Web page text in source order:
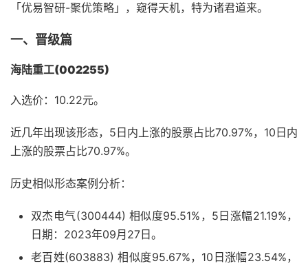
「优易智研-聚优策略」，窥得天机，特为诸君道来。
一、晋级篇
海陆重工(002255)
入选价：10.22元。
近几年出现该形态，5日内上涨的股票占比70.97%，10日内
上涨的股票占比70.97%。
历史相似形态案例分析：
双杰电气(300444) 相似度95.51%，5日涨幅21.19%，
日期：2023年09月27日。
老百姓(603883) 相似度95.67%，10日涨幅23.54%，